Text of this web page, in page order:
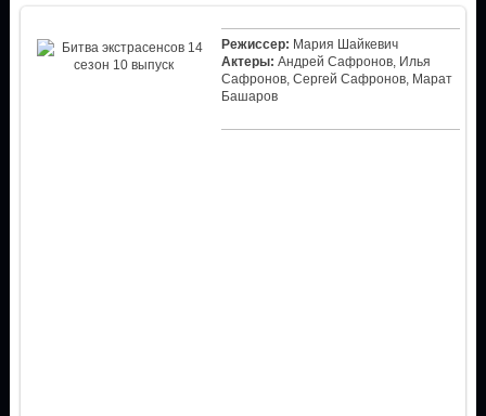
Режиссер: Мария Шайкевич
Актеры: Андрей Сафронов, Илья
Сафронов, Сергей Сафронов, Марат
Башаров